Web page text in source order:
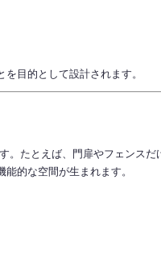
を目的として設計されます。
。たとえば、門扉やフェンスだ
的な空間が生まれます。